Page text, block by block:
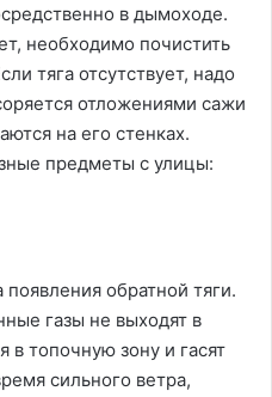
в дымоходе.
необходимо почистить
тяга отсутствует, надо
отложениями сажи
на его стенках.
предметы с улицы:
обратной тяги.
газы не выходят в
топочную зону и гасят
сильного ветра,